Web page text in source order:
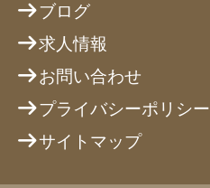
ブログ
求人情報
お問い合わせ
プライバシーポリシー
サイトマップ